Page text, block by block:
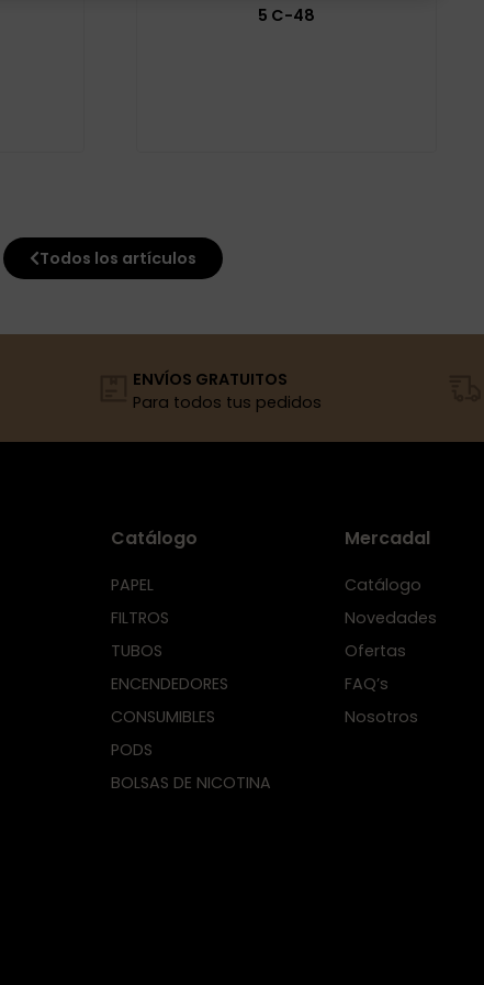
5 C-48
Todos los artículos
ENVÍOS GRATUITOS
Para todos tus pedidos
Catálogo
PAPEL
FILTROS
TUBOS
ENCENDEDORES
CONSUMIBLES
PODS
BOLSAS DE NICOTINA
Mercadal
Catálogo
Novedades
Ofertas
FAQ’s
Nosotros